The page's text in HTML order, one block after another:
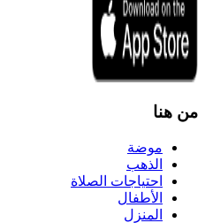
من هنا
موضة
الذهب
احتياجات الصلاة
الأطفال
المنزل